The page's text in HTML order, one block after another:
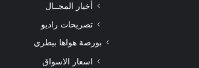
أخبار المجــال
تصريحات راديو
بورصة هواها بيطري
اسعار الاسواق